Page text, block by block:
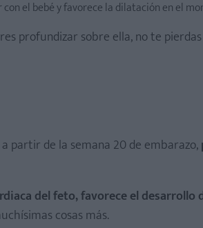
el bebé y favorece la dilatación en el
profundizar sobre ella, no te
partir de la semana 20 de embarazo,
del feto, favorece el desarrollo
cosas más.